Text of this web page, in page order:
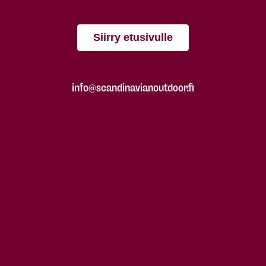
Siirry etusivulle
info@scandinavianoutdoor.fi